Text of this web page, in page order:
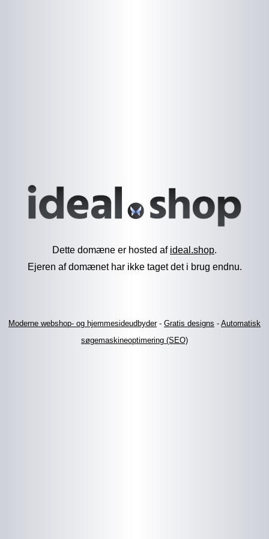
Dette domæne er hosted af ideal.shop.
Ejeren af domænet har ikke taget det i brug endnu.
Moderne webshop- og hjemmesideudbyder- Gratis designs - Automatisk
søgemaskineoptimering (SEO)